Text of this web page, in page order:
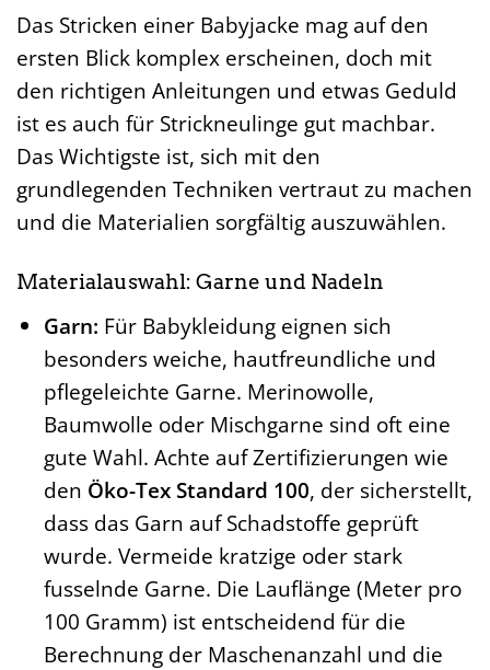
Das Stricken einer Babyjacke mag auf den
ersten Blick komplex erscheinen, doch mit
den richtigen Anleitungen und etwas Geduld
ist es auch für Strickneulinge gut machbar.
Das Wichtigste ist, sich mit den
grundlegenden Techniken vertraut zu machen
und die Materialien sorgfältig auszuwählen.
Materialauswahl: Garne und Nadeln
Garn: Für Babykleidung eignen sich
besonders weiche, hautfreundliche und
pflegeleichte Garne. Merinowolle,
Baumwolle oder Mischgarne sind oft eine
gute Wahl. Achte auf Zertifizierungen wie
den Öko-Tex Standard 100, der sicherstellt,
dass das Garn auf Schadstoffe geprüft
wurde. Vermeide kratzige oder stark
fusselnde Garne. Die Lauflänge (Meter pro
100 Gramm) ist entscheidend für die
Berechnung der Maschenanzahl und die